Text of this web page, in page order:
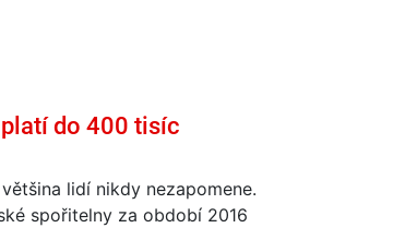
do 400 tisíc
lidí nikdy nezapomene.
spořitelny za období 2016